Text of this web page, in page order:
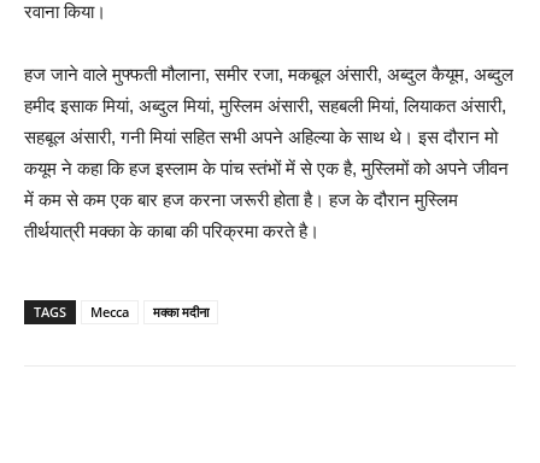
रवाना किया।
हज जाने वाले मुफ्फती मौलाना, समीर रजा, मकबूल अंसारी, अब्दुल कैयूम, अब्दुल
हमीद इसाक मियां, अब्दुल मियां, मुस्लिम अंसारी, सहबली मियां, लियाकत अंसारी,
सहबूल अंसारी, गनी मियां सहित सभी अपने अहिल्या के साथ थे। इस दौरान मो
कयूम ने कहा कि हज इस्लाम के पांच स्तंभों में से एक है, मुस्लिमों को अपने जीवन
में कम से कम एक बार हज करना जरूरी होता है। हज के दौरान मुस्लिम
तीर्थयात्री मक्का के काबा की परिक्रमा करते है।
TAGS Mecca मक्का मदीना